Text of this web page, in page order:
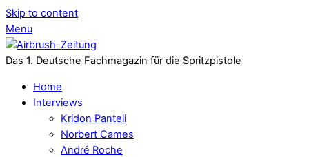
Skip to content
Menu
Das 1. Deutsche Fachmagazin für die Spritzpistole
Home
Interviews
Kridon Panteli
Norbert Cames
André Roche